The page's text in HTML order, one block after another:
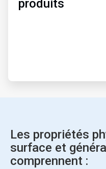
produits
Les propriétés
surface et
comprennent :